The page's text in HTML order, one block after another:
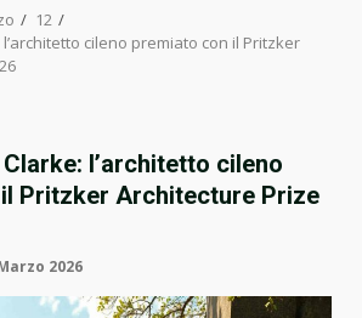
12
l’architetto cileno premiato con il Pritzker
l’architetto cileno
Pritzker Architecture Prize
2026